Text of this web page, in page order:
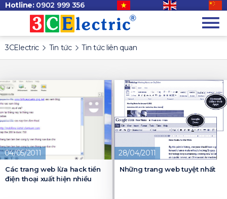
Hotline: 0902 999 356
3CElectric Tin tức Tin tức liên quan
04/05/2011
Các trang web lừa hack tiền
điện thoại xuất hiện nhiều
28/04/2011
Những trang web tuyệt nhất